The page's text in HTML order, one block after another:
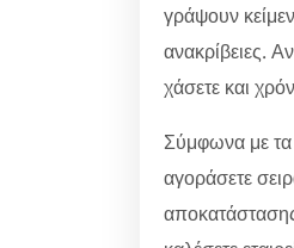
γράψουν
ανακρίβειες.
χάσετε και
Σύμφωνα με τα
αγοράσετε